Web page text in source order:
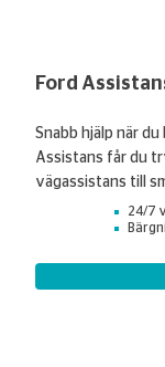
Ford
Snabb hjälp när
Assistans får du
vägassistans till
24/7